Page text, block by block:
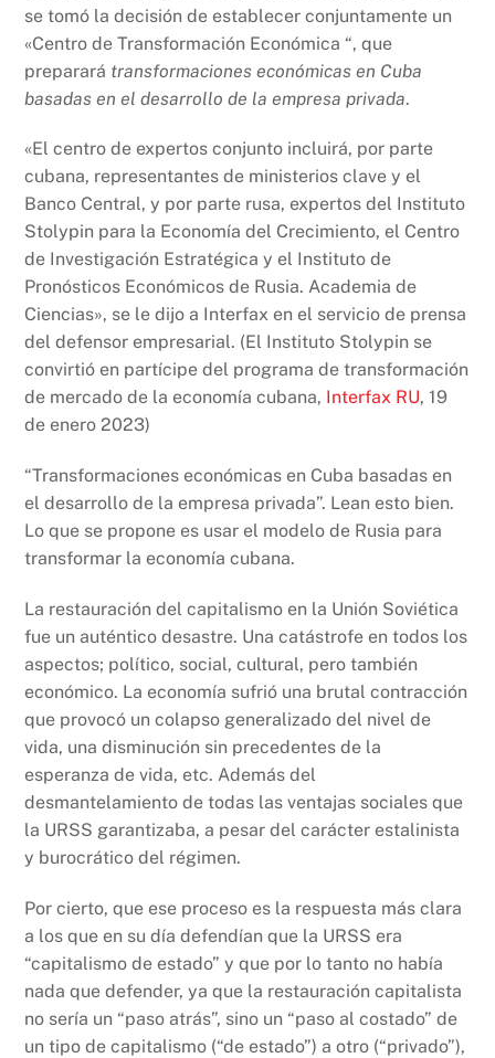
se tomó la decisión de establecer conjuntamente un
«Centro de Transformación Económica “, que
preparará transformaciones económicas en Cuba
basadas en el desarrollo de la empresa privada.
«El centro de expertos conjunto incluirá, por parte
cubana, representantes de ministerios clave y el
Banco Central, y por parte rusa, expertos del Instituto
Stolypin para la Economía del Crecimiento, el Centro
de Investigación Estratégica y el Instituto de
Pronósticos Económicos de Rusia. Academia de
Ciencias», se le dijo a Interfax en el servicio de prensa
del defensor empresarial. (El Instituto Stolypin se
convirtió en partícipe del programa de transformación
de mercado de la economía cubana, Interfax RU, 19
de enero 2023)
“Transformaciones económicas en Cuba basadas en
el desarrollo de la empresa privada”. Lean esto bien.
Lo que se propone es usar el modelo de Rusia para
transformar la economía cubana.
La restauración del capitalismo en la Unión Soviética
fue un auténtico desastre. Una catástrofe en todos los
aspectos; político, social, cultural, pero también
económico. La economía sufrió una brutal contracción
que provocó un colapso generalizado del nivel de
vida, una disminución sin precedentes de la
esperanza de vida, etc. Además del
desmantelamiento de todas las ventajas sociales que
la URSS garantizaba, a pesar del carácter estalinista
y burocrático del régimen.
Por cierto, que ese proceso es la respuesta más clara
a los que en su día defendían que la URSS era
“capitalismo de estado” y que por lo tanto no había
nada que defender, ya que la restauración capitalista
no sería un “paso atrás”, sino un “paso al costado” de
un tipo de capitalismo (“de estado”) a otro (“privado”),